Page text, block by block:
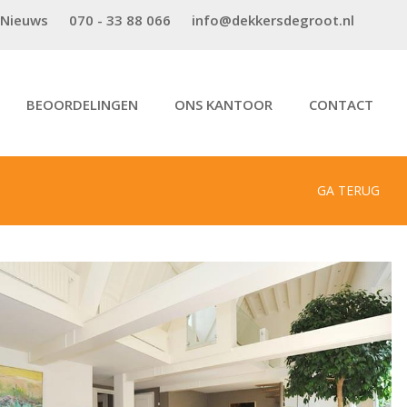
Nieuws 070 - 33 88 066 info@dekkersdegroot.nl
BEOORDELINGEN ONS KANTOOR CONTACT
GA TERUG